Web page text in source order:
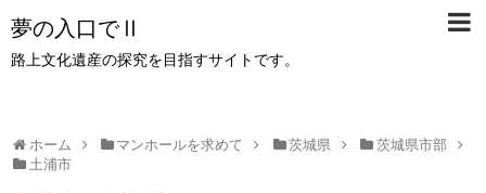
夢の入口でⅡ
路上文化遺産の探究を目指すサイトです。
ホーム マンホールを求めて 茨城県
茨城県市部
土浦市